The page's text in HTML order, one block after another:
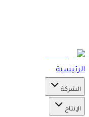
الرئيسية
الشركة
الإنتاج